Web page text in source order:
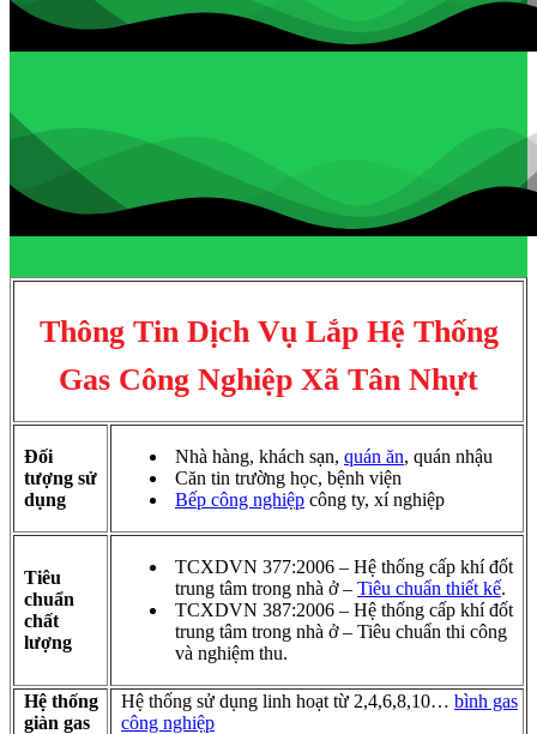
Thông Tin Dịch Vụ Lắp Hệ Thống
Gas Công Nghiệp Xã Tân Nhựt
Đối
tượng sử
dụng
Nhà hàng, khách sạn, quán ăn, quán nhậu
Căn tin trường học, bệnh viện
Bếp công nghiệp công ty, xí nghiệp
Tiêu
chuẩn
chất
lượng
TCXDVN 377:2006 – Hệ thống cấp khí đốt
trung tâm trong nhà ở – Tiêu chuẩn thiết kế.
TCXDVN 387:2006 – Hệ thống cấp khí đốt
trung tâm trong nhà ở – Tiêu chuẩn thi công
và nghiệm thu.
Hệ thống
giàn gas
Hệ thống sử dụng linh hoạt từ 2,4,6,8,10… bình gas
công nghiệp